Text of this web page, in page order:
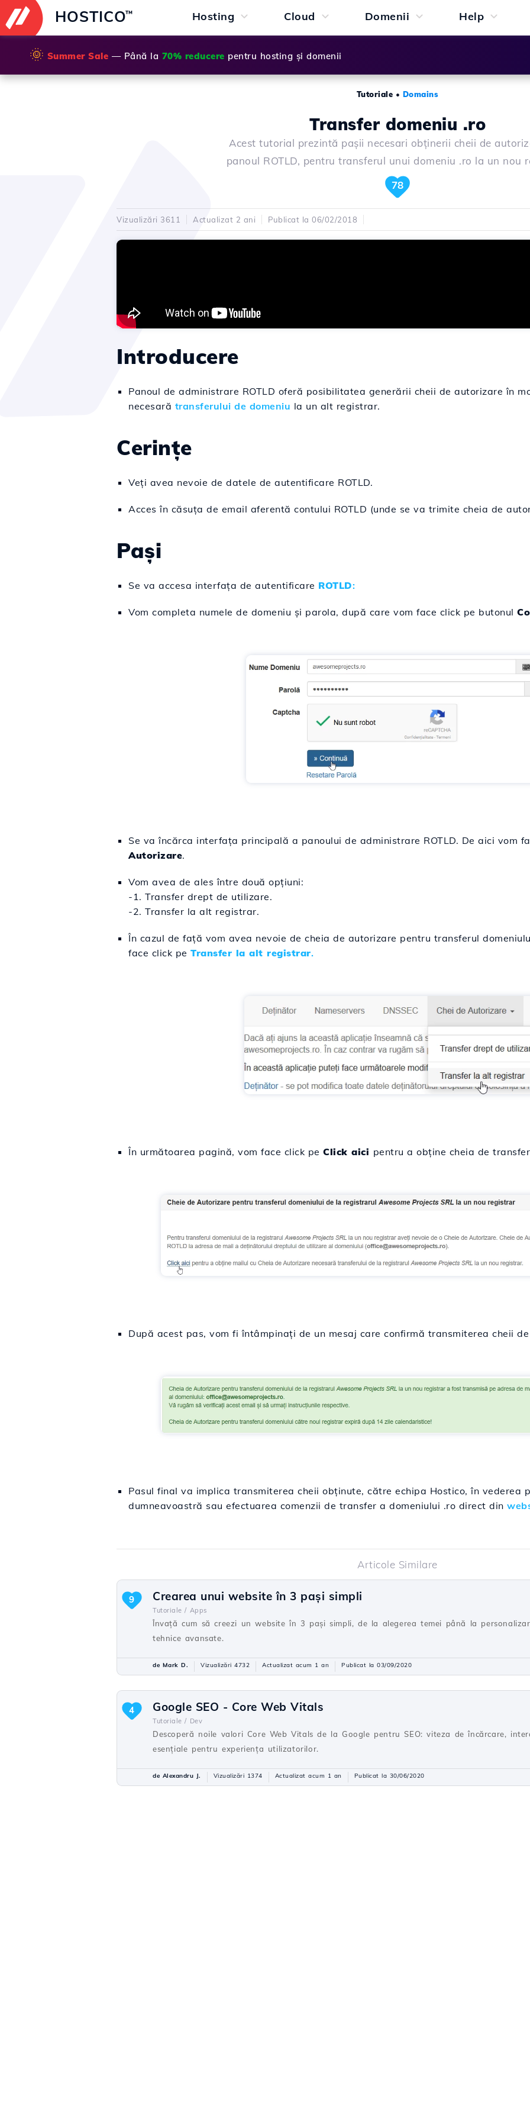
HOSTICO™ Hosting Cloud Domenii Help
🌞 Summer Sale — Până la 70% reducere pentru hosting și domenii
Tutoriale • Domains
Transfer domeniu .ro
Acest tutorial prezintă pașii necesari obținerii cheii de
panoul ROTLD, pentru transferul unui domeniu .ro la un nou
78
Vizualizări 3611 Actualizat 2 ani Publicat la 06/02/2018
Introducere
Panoul de administrare ROTLD oferă posibilitatea generării cheii de autorizare în
necesară transferului de domeniu la un alt registrar.
Cerințe
Veți avea nevoie de datele de autentificare ROTLD.
Acces în căsuța de email aferentă contului ROTLD (unde se va trimite cheia de
Pași
Se va accesa interfața de autentificare ROTLD:
Vom completa numele de domeniu și parola, după care vom face click pe butonul
Se va încărca interfața principală a panoului de administrare ROTLD. De aici vom
Autorizare.
Vom avea de ales între două opțiuni:
- 1. Transfer drept de utilizare.
-2. Transfer la alt registrar.
În cazul de față vom avea nevoie de cheia de autorizare pentru transferul
face click pe Transfer la alt registrar.
În următoarea pagină, vom face click pe Click aici pentru a obține cheia de
După acest pas, vom fi întâmpinați de un mesaj care confirmă transmiterea cheii
Pasul final va implica transmiterea cheii obținute, către echipa Hostico, în vederea
dumneavoastră sau efectuarea comenzii de transfer a domeniului .ro direct din
Articole Similare
Crearea unui website în 3 pași simpli
Tutoriale / Apps
Învață cum să creezi un website în 3 pași simpli, de la alegerea temei până la
tehnice avansate.
9
de Mark D. Vizualizări 4732 Actualizat acum 1 an Publicat la 03/09/2020
Google SEO - Core Web Vitals
Tutoriale / Dev
Descoperă noile valori Core Web Vitals de la Google pentru SEO: viteza de încărcare,
esențiale pentru experiența utilizatorilor.
4
de Alexandru J. Vizualizări 1374 Actualizat acum 1 an Publicat la 30/06/2020